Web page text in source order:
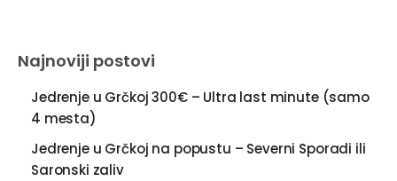
Najnoviji postovi
Jedrenje u Grčkoj 300€ – Ultra last minute (samo
4 mesta)
Jedrenje u Grčkoj na popustu – Severni Sporadi ili
Saronski zaliv